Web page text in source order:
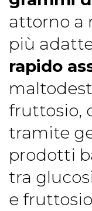
attorno a
più
rapido
fruttosio,
tramite
prodotti
tra
e